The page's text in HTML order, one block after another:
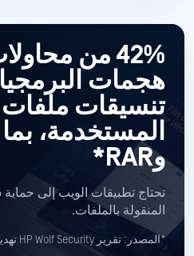
42% من
هجمات
تنسيقات
وRAR*
تحتاج تطبيقات الويب إلى
المنقولة بالملفات.
*المصدر: تقرير HP Wolf Security تهديد Insights Report